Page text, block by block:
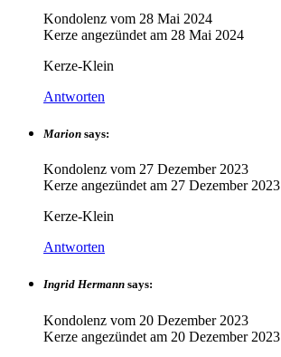
Kondolenz vom 28 Mai 2024
Kerze angezündet am 28 Mai 2024
Kerze-Klein
Antworten
Marion says:
Kondolenz vom 27 Dezember 2023
Kerze angezündet am 27 Dezember 2023
Kerze-Klein
Antworten
Ingrid Hermann says:
Kondolenz vom 20 Dezember 2023
Kerze angezündet am 20 Dezember 2023